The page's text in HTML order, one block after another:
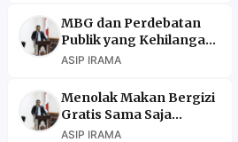
MBG dan Perdebatan
Publik yang Kehilangan
Argumen
ASIP IRAMA
Menolak Makan Bergizi
Gratis Sama Saja
Menolak Masa Depan
ASIP IRAMA